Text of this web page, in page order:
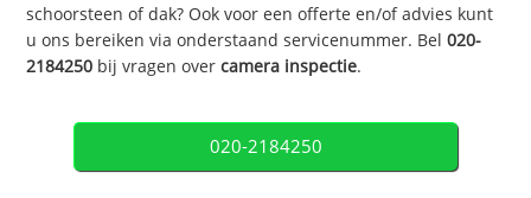
schoorsteen of dak? Ook voor een offerte en/of advies kunt
u ons bereiken via onderstaand servicenummer. Bel020-
2184250 bij vragen overcamera inspectie.
020-2184250